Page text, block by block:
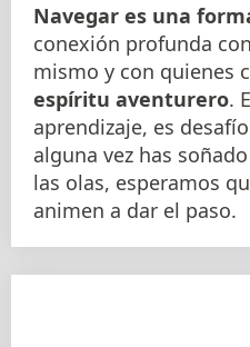
Navegar es una
conexión profunda
mismo y con quienes
espíritu aventurero.
aprendizaje, es
alguna vez has
las olas, esperamos
animen a dar el paso.